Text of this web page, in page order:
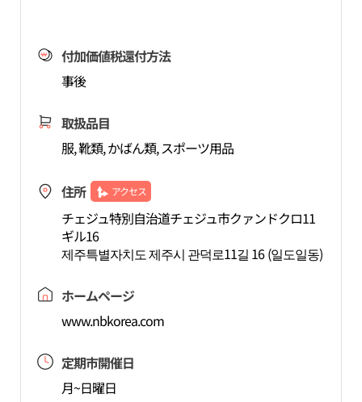
付加価値税還付方法
事後
取扱品目
服, 靴類, かばん類, スポーツ用品
住所 アクセス
チェジュ特別自治道チェジュ市クァンドクロ11
ギル16
제주특별자치도 제주시 관덕로11길 16 (일도일동)
ホームページ
www.nbkorea.com
定期市開催日
月~日曜日